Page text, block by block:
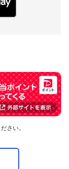
残高、ヤフー
払いはPayPayピ
す。
さい。